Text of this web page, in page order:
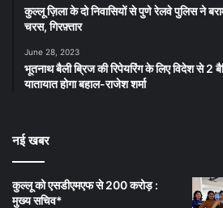
कुल्लू ज़िला के दो निवासियों से पुणे रेलवे पुलिस ने
चरस, गिरफ़्तार
June 28, 2023
भूतनाथ बैली ब्रिज की रिपेयरिंग के लिए विदेश से 2
यातायात होगा बहाल-राजेश शर्मा
नई खबर
कुल्लू को एसडीएमएफ से 200 करोड़ :
मुख्य सचिव*